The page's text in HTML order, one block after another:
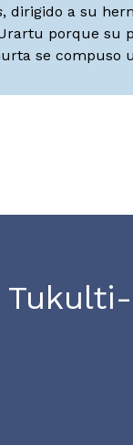
, dirigido a su
porque su
se compuso